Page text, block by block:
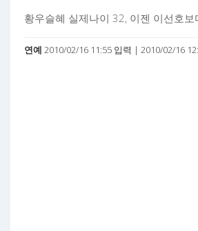
황우슬혜 실제나이 32, 이젠 이선호보
연예 2010/02/16 11:55 입력 | 2010/02/16